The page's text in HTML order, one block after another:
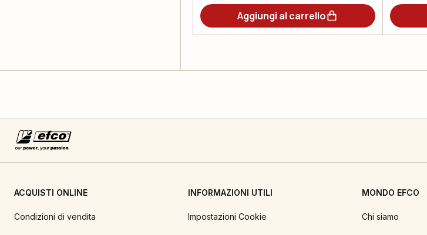
Aggiungi al carrello
ACQUISTI ONLINE
Condizioni di vendita
INFORMAZIONI UTILI
Impostazioni Cookie
MONDO EFCO
Chi siamo